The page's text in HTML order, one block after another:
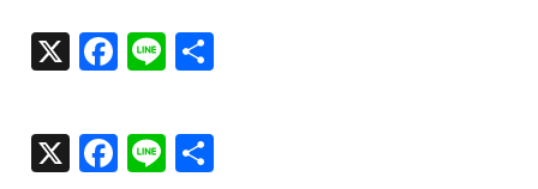
X
Fa
bo
ok
Li
X
Fa Li